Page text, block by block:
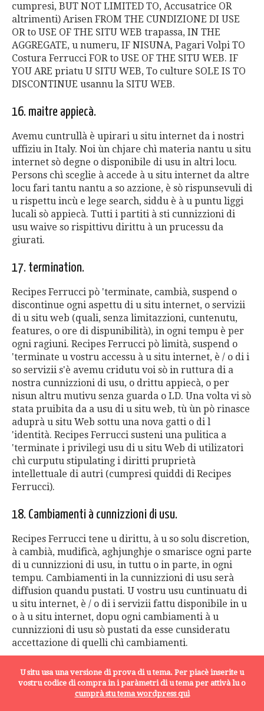
cumpresi, BUT NOT LIMITED TO, Accusatrice OR
altrimenti) Arisen FROM THE CUNDIZIONE DI USE
OR to USE OF THE SITU WEB trapassa, IN THE
AGGREGATE, u numeru, IF NISUNA, Pagari Volpi TO
Costura Ferrucci FOR to USE OF THE SITU WEB. IF
YOU ARE priatu U SITU WEB, To culture SOLE IS TO
DISCONTINUE usannu la SITU WEB.
16. maitre appiecà.
Avemu cuntrullà è upirari u situ internet da i nostri
uffiziu in Italy. Noi ùn chjare chì materia nantu u situ
internet sò degne o disponibile di usu in altri locu.
Persons chì sceglie à accede à u situ internet da altre
locu fari tantu nantu a so azzione, è sò rispunsevuli di
u rispettu incù e lege search, siddu è à u puntu liggi
lucali sò appiecà. Tutti i partiti à sti cunnizzioni di
usu waive so rispittivu dirittu à un prucessu da
giurati.
17. termination.
Recipes Ferrucci pò 'terminate, cambià, suspend o
discontinue ogni aspettu di u situ internet, o servizii
di u situ web (quali, senza limitazzioni, cuntenutu,
features, o ore di dispunibilità), in ogni tempu è per
ogni ragiuni. Recipes Ferrucci pò limità, suspend o
'terminate u vostru accessu à u situ internet, è / o di i
so servizii s'è avemu cridutu voi sò in ruttura di a
nostra cunnizzioni di usu, o drittu appiecà, o per
nisun altru mutivu senza guarda o LD. Una volta vi sò
stata pruibita da a usu di u situ web, tù ùn pò rinasce
aduprà u situ Web sottu una nova gatti o di l
'identità. Recipes Ferrucci susteni una pulitica a
'terminate i privilegi usu di u situ Web di utilizatori
chì curputu stipulating i diritti pruprietà
intellettuale di autri (cumpresi quiddi di Recipes
Ferrucci).
18. Cambiamenti à cunnizzioni di usu.
Recipes Ferrucci tene u dirittu, à u so solu discretion,
à cambià, mudificà, aghjunghje o smarisce ogni parte
di u cunnizzioni di usu, in tuttu o in parte, in ogni
tempu. Cambiamenti in la cunnizzioni di usu serà
diffusion quandu pustati. U vostru usu cuntinuatu di
u situ internet, è / o di i servizii fattu disponibile in u
o à u situ internet, dopu ogni cambiamenti à u
cunnizzioni di usu sò pustati da esse cunsideratu
accettazione di quelli chì cambiamenti.
19. Divers.
U cunnizzioni di usu, è i rapporti trà voi è noi, sarà
U situ usa una versione di prova di u tema. Per piacè inserite u
vostru codice di compra in i paràmetri di u tema per attivà lu o
cumprà stu tema wordpress quì